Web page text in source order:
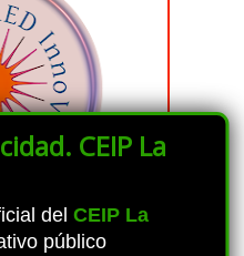
CEIP La
delCEIP La
público